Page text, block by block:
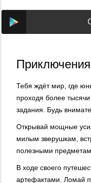
Тебя ждёт мир, где
проходя более
задания. Будь
Открывай мощные
милым зверушкам,
полезными
В ходе своего
артефактами. Ломай